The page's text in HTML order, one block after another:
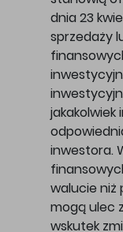
dnia 23
sprzedaży
inwestora.
walucie niż
mogą ulec
wskutek